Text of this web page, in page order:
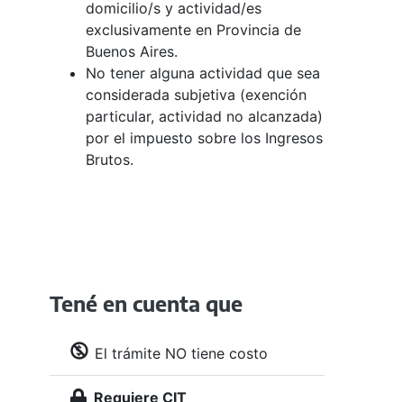
domicilio/s y actividad/es
exclusivamente en Provincia de
Buenos Aires.
No tener alguna actividad que sea
considerada subjetiva (exención
particular, actividad no alcanzada)
por el impuesto sobre los Ingresos
Brutos.
Tené en cuenta que
El trámite NO tiene costo
Requiere CIT